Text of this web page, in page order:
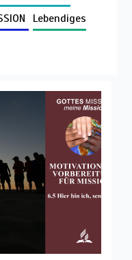
Lebendiges